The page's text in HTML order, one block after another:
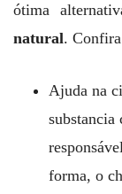
ótima
natural.
Ajuda na
substancia
forma, o